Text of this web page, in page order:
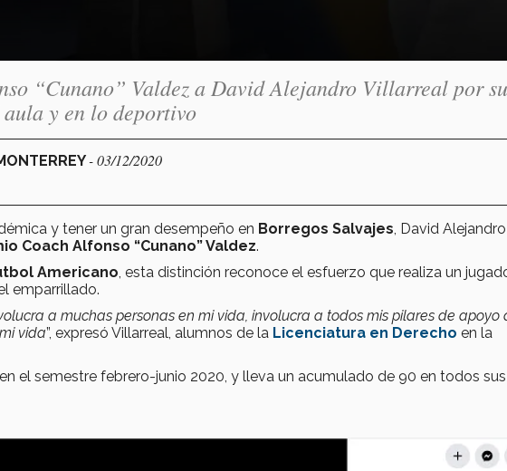
“Cunano” Valdez a David Alejandro Villarreal por su
aula y en lo deportivo
- 03/12/2020
y tener un gran desempeño en Borregos Salvajes , David Alejandro
Coach Alfonso “Cunano” Valdez.
Americano , esta distinción reconoce el esfuerzo que realiza un
emparrillado.
a muchas personas en mi vida, involucra a todos mis pilares de apoyo
vida”, expresó Villarreal, alumnos de la Licenciatura en Derecho en la
el semestre febrero-junio 2020, y lleva un acumulado de 90 en todos sus